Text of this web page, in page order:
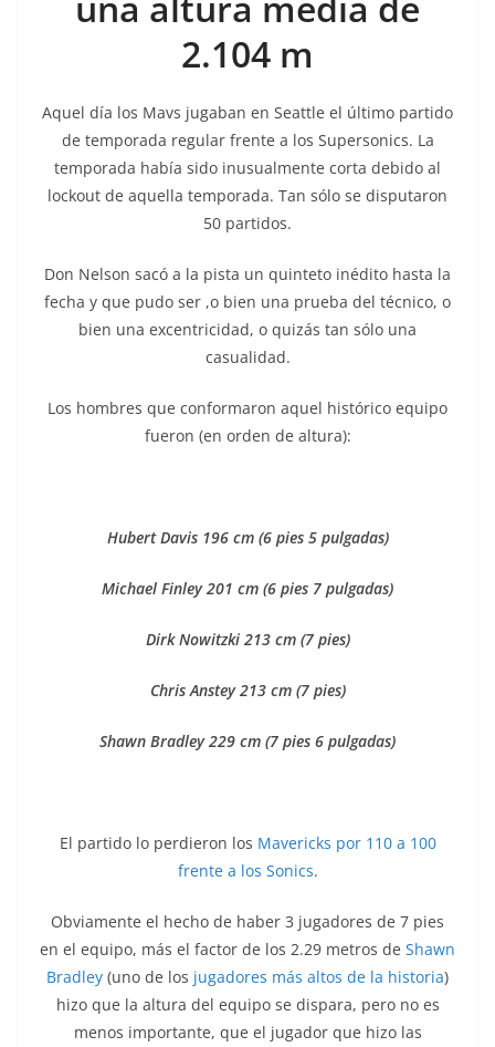
2.104 m
Aquel día los Mavs jugaban en Seattle el último partido
de temporada regular frente a los Supersonics. La
temporada había sido inusualmente corta debido al
lockout de aquella temporada. Tan sólo se disputaron
50 partidos.
Don Nelson sacó a la pista un quinteto inédito hasta la
fecha y que pudo ser ,o bien una prueba del técnico, o
bien una excentricidad, o quizás tan sólo una
casualidad.
Los hombres que conformaron aquel histórico equipo
fueron (en orden de altura):
Hubert Davis 196 cm (6 pies 5 pulgadas)
Michael Finley 201 cm (6 pies 7 pulgadas)
Dirk Nowitzki 213 cm (7 pies)
Chris Anstey 213 cm (7 pies)
Shawn Bradley 229 cm (7 pies 6 pulgadas)
El partido lo perdieron los Mavericks por 110 a 100
frente a los Sonics.
Obviamente el hecho de haber 3 jugadores de 7 pies
en el equipo, más el factor de los 2.29 metros de Shawn
Bradley (uno de los jugadores más altos de la historia)
hizo que la altura del equipo se dispara, pero no es
menos importante, que el jugador que hizo las